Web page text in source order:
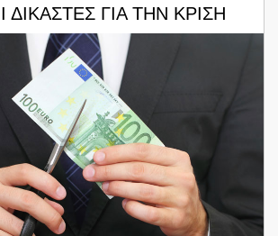
ΔΙΚΑΣΤΕΣ ΓΙΑ ΤΗΝ ΚΡΙΣΗ